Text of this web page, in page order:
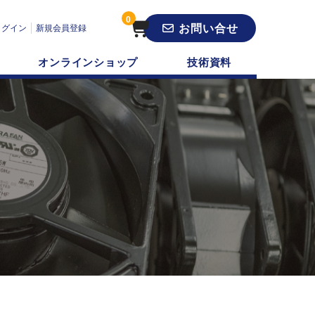
イン 新規会員登録
0
お問い合せ
オンラインショップ 技術資料